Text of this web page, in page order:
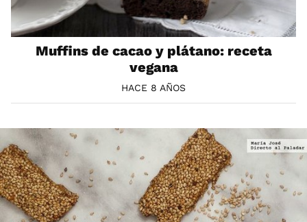
Muffins de cacao y plátano: receta
vegana
HACE 8 AÑOS